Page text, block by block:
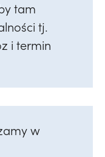
tam
tj.
i termin
w